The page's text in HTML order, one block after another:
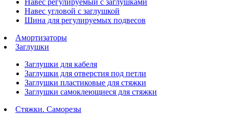
Навес регулируемый с заглушками
Навес угловой с заглушкой
Шина для регулируемых подвесов
Амортизаторы
Заглушки
Заглушки для кабеля
Заглушки для отверстия под петли
Заглушки пластиковые для стяжки
Заглушки самоклеющиеся для стяжки
Стяжки. Саморезы